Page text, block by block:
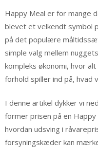
Happy Meal er for mange
blevet et velkendt symbol
på det populære
simple valg mellem
kompleks økonomi, hvor
forhold spiller ind på, hvad
I denne artikel dykker vi
former prisen på en
hvordan udsving i
forsyningskæder kan